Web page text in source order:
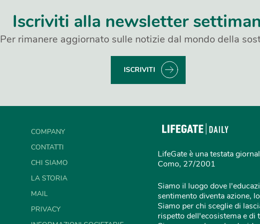
Iscriviti alla newsletter
Per rimanere aggiornato sulle notizie dal mondo della
ISCRIVITI
COMPANY
CONTATTI
CHI SIAMO
LA STORIA
MAIL
PRIVACY
LifeGate è una testata
Como, 27/2001
Siamo il luogo dove
sentimento diventa azione,
Siamo per chi sceglie di
rispetto dell'ecosistema e di